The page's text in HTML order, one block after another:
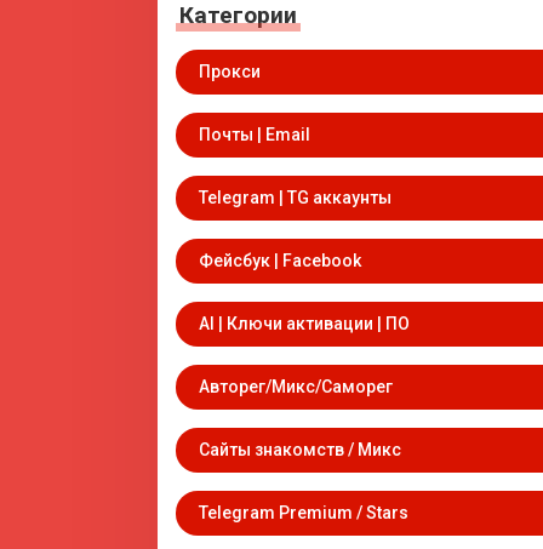
Категории
Прокси
Почты | Email
Telegram | TG аккаунты
Фейсбук | Facebook
AI | Ключи активации | ПО
Авторег/Микс/Саморег
Сайты знакомств / Микс
Telegram Premium / Stars